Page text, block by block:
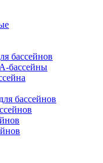
бассейнов
бассейны
бассейнов